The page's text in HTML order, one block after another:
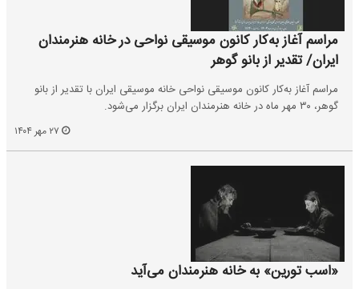
مراسم آغاز به‌کار کانون موسیقی نواحی در خانه هنرمندان
ایران/ تقدیر از بانو گوهر
مراسم آغاز به‌کار کانون موسیقی نواحی خانه موسیقی ایران با تقدیر از بانو
گوهر، ۳۰ مهر ماه در خانه هنرمندان ایران برگزار می‌شود.
«اسب تورین» به خانه هنرمندان می‌آید